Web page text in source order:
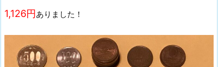
8
貯
1,126円ありました！